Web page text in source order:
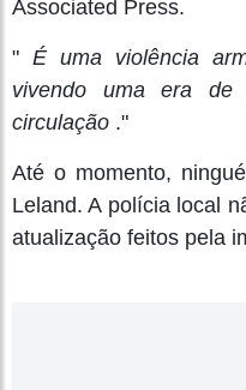
Associated Press.
" É uma violência
vivendo uma era de
circulação ."
Até o momento,
Leland. A polícia local
atualização feitos pela